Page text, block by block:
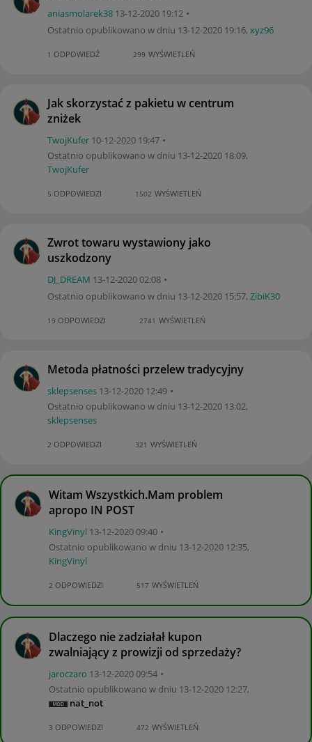
aniasmolarek38 ‎13-12-2020 19:12
Ostatnio opublikowano w dniu ‎13-12-2020 19:16, xyz96
1 ODPOWIEDŹ 299 WYŚWIETLEŃ
Jak skorzystać z pakietu w centrum
zniżek
TwojKufer ‎10-12-2020 19:47
Ostatnio opublikowano w dniu ‎13-12-2020 18:09,
TwojKufer
5 ODPOWIEDZI 1502 WYŚWIETLEŃ
Zwrot towaru wystawiony jako
uszkodzony
DJ_DREAM ‎13-12-202002:08
Ostatnio opublikowano w dniu ‎13-12-2020 15:57, ZibiK30
19 ODPOWIEDZI 2741 WYŚWIETLEŃ
Metoda płatności przelew tradycyjny
sklepsenses ‎13-12-2020 12:49
Ostatnio opublikowano w dniu ‎13-12-2020 13:02,
sklepsenses
2 ODPOWIEDZI 321 WYŚWIETLEŃ
Witam Wszystkich.Mam problem
apropo IN POST
KingVinyl ‎13-12-202009:40
Ostatnio opublikowano w dniu ‎13-12-2020 12:35,
KingVinyl
2 ODPOWIEDZI 517 WYŚWIETLEŃ
Dlaczego nie zadziałał kupon
zwalniający z prowizji od sprzedaży?
jaroczaro ‎13-12-202009:54
Ostatnio opublikowano w dniu ‎13-12-2020 12:27,
nat_not
3 ODPOWIEDZI 472 WYŚWIETLEŃ